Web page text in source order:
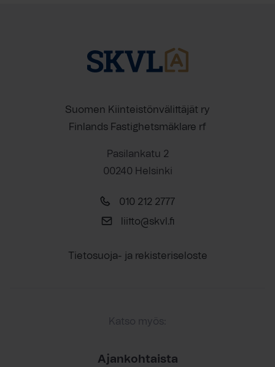
Suomen Kiinteistönvälittäjät ry
Finlands Fastighetsmäklare rf
Pasilankatu 2
00240 Helsinki
010 212 2777
liitto@skvl.fi
Tietosuoja- ja rekisteriseloste
Katso myös:
Ajankohtaista